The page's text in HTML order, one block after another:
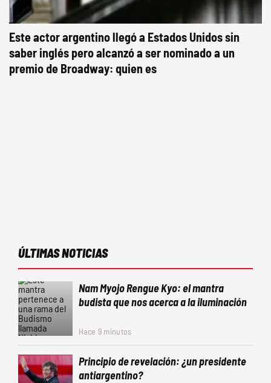
Este actor argentino llegó a Estados Unidos sin
saber inglés pero alcanzó a ser nominado a un
premio de Broadway: quien es
ÚLTIMAS NOTICIAS
Nam Myojo Rengue Kyo: el mantra
budista que nos acerca a la iluminación
Hace 9 minutos
Principio de revelación: ¿un presidente
antiargentino?